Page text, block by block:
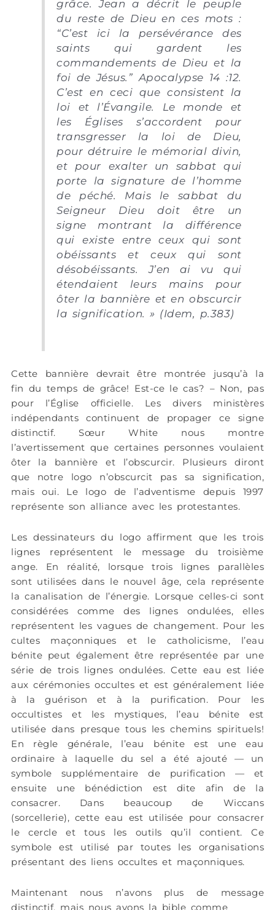
grâce. Jean a décrit le peuple
du reste de Dieu en ces mots :
“C’est ici la persévérance des
saints qui gardent les
commandements de Dieu et la
foi de Jésus.” Apocalypse 14 :12.
C’est en ceci que consistent la
loi et l’Évangile. Le monde et
les Églises s’accordent pour
transgresser la loi de Dieu,
pour détruire le mémorial divin,
et pour exalter un sabbat qui
porte la signature de l’homme
de péché. Mais le sabbat du
Seigneur Dieu doit être un
signe montrant la différence
qui existe entre ceux qui sont
obéissants et ceux qui sont
désobéissants. J’en ai vu qui
étendaient leurs mains pour
ôter la bannière et en obscurcir
la signification. » (Idem, p.383)
Cette bannière devrait être montrée jusqu’à la
fin du temps de grâce! Est-ce le cas? – Non, pas
pour l’Église officielle. Les divers ministères
indépendants continuent de propager ce signe
distinctif. Sœur White nous montre
l’avertissement que certaines personnes voulaient
ôter la bannière et l’obscurcir. Plusieurs diront
que notre logo n’obscurcit pas sa signification,
mais oui. Le logo de l’adventisme depuis 1997
représente son alliance avec les protestantes.
Les dessinateurs du logo affirment que les trois
lignes représentent le message du troisième
ange. En réalité, lorsque trois lignes parallèles
sont utilisées dans le nouvel âge, cela représente
la canalisation de l’énergie. Lorsque celles-ci sont
considérées comme des lignes ondulées, elles
représentent les vagues de changement. Pour les
cultes maçonniques et le catholicisme, l’eau
bénite peut également être représentée par une
série de trois lignes ondulées. Cette eau est liée
aux cérémonies occultes et est généralement liée
à la guérison et à la purification. Pour les
occultistes et les mystiques, l’eau bénite est
utilisée dans presque tous les chemins spirituels!
En règle générale, l’eau bénite est une eau
ordinaire à laquelle du sel a été ajouté — un
symbole supplémentaire de purification — et
ensuite une bénédiction est dite afin de la
consacrer. Dans beaucoup de Wiccans
(sorcellerie), cette eau est utilisée pour consacrer
le cercle et tous les outils qu’il contient. Ce
symbole est utilisé par toutes les organisations
présentant des liens occultes et maçonniques.
Maintenant nous n’avons plus de message
distinctif, mais nous avons la bible comme